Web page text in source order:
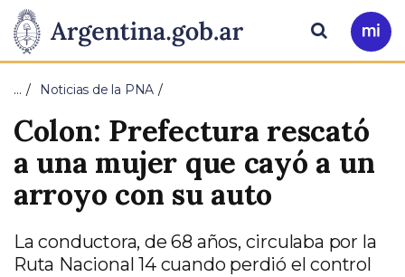
Presidencia
de
la
Nación
Pasar al contenido principal
Ir
a
Buscar
… Noticias de la PNA
Colon: Prefectura rescató
a una mujer que cayó a un
arroyo con su auto
La conductora, de 68 años, circulaba por la
Ruta Nacional 14 cuando perdió el control